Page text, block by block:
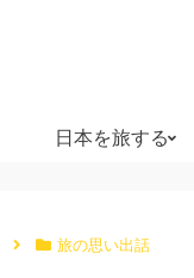
日本を旅する
旅の思い出話